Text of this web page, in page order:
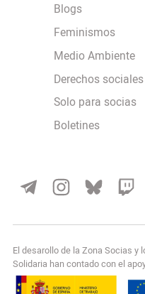
Blogs
Feminismos
Medio Ambiente
Derechos sociales
Solo para socias
Boletines
El desarollo de la Zona Socias y
Solidaria han contado con el